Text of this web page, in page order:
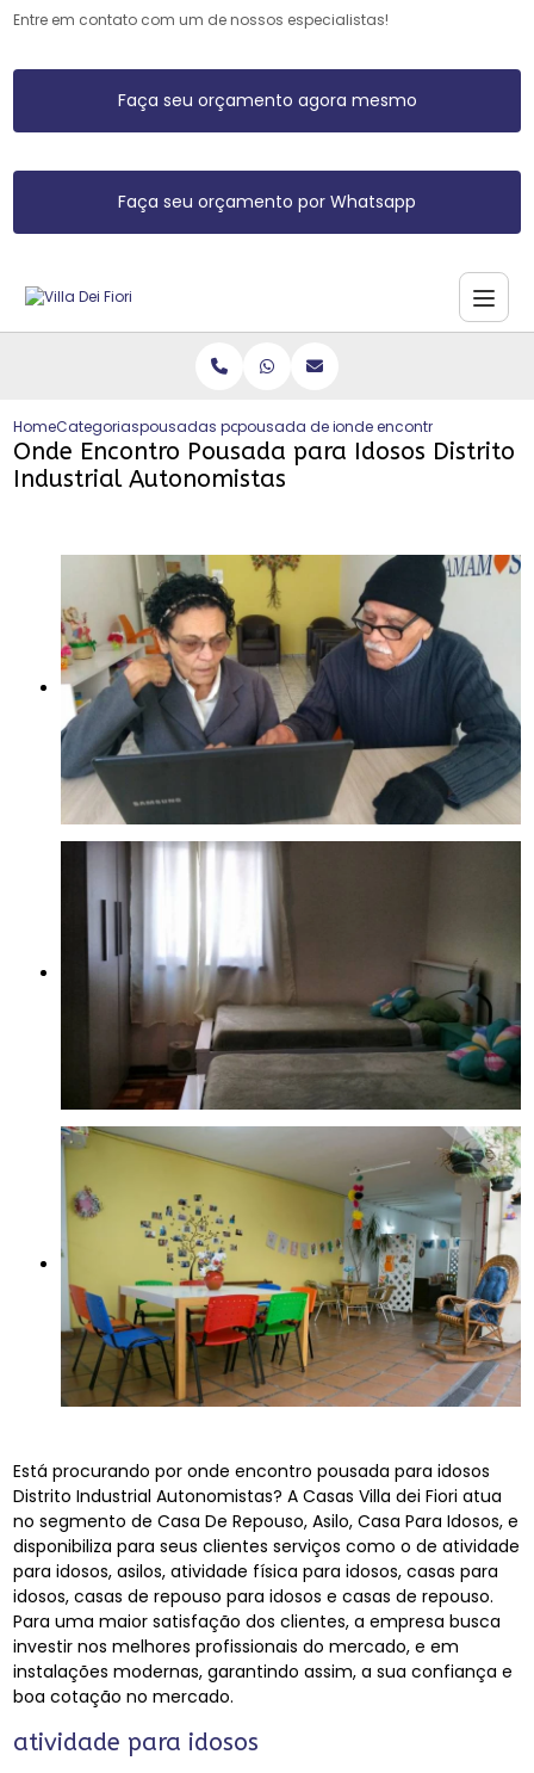
Entre em contato com um de nossos especialistas!
Faça seu orçamento agora mesmo
Faça seu orçamento por Whatsapp
HomeCategoriaspousadas para idosospousada de idososonde encontro pousada
Onde Encontro Pousada para Idosos Distrito
Industrial Autonomistas
Está procurando por onde encontro pousada para idosos
Distrito Industrial Autonomistas? A Casas Villa dei Fiori atua
no segmento de Casa De Repouso, Asilo, Casa Para Idosos, e
disponibiliza para seus clientes serviços como o de atividade
para idosos, asilos, atividade física para idosos, casas para
idosos, casas de repouso para idosos e casas de repouso.
Para uma maior satisfação dos clientes, a empresa busca
investir nos melhores profissionais do mercado, e em
instalações modernas, garantindo assim, a sua confiança e
boa cotação no mercado.
atividade para idosos